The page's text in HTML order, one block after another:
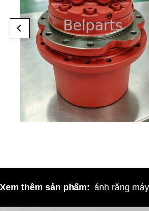
Xem thêm sản phẩm:Bơm bánh răng máy